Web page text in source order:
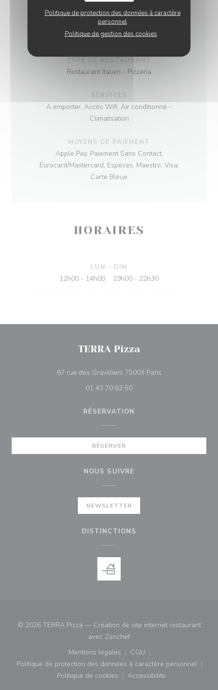
Politique de protection des données à caractère
personnel
Politique de gestion des cookies
CUISINE
Restaurant Italien - Pizzeria, Cuisine Fraîche
Italienne, Italienne
TYPE DE RESTAURANT
Restaurant Italien - Pizzeria
SERVICES
A emporter, Accès Wifi, Air conditionné -
Climatisation
MOYENS DE PAIEMENT
Apple Pay, Paiement Sans Contact,
Eurocard/Mastercard, Espèces, Maestro, Visa,
Carte Bleue
HORAIRES
LUN - DIM
12h00 - 14h00 19h00 - 22h30
TERRA Pizza
67 rue des Gravilliers 75003 Paris((ouvre une
01 43 70 62 50
RÉSERVATION
RÉSERVER
NOUS SUIVRE
NEWSLETTER
DISTINCTIONS
© 2026 TERRA Pizza — Création de site internet restaurant
avec Zenchef((ouvre une nouvelle
Mentions légales
((ouvre une nouvelle fenêtre))
CGU
((ouvre une nouvelle
Politique de protection des données à caractère personnel
((ouvre une nouvelle fenêtre))
Politique de cookies
((ouvre une nouvelle fenêtre))
Accessibilite
((ouvre une nouvelle